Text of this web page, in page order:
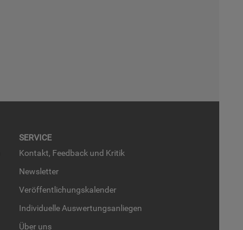
SER­VICE
Kon­takt, Feed­back und Kri­tik
News­let­ter
Ver­öf­fent­li­chungs­ka­len­der
In­di­vi­du­el­le Aus­wer­tungs­an­lie­gen
Über uns